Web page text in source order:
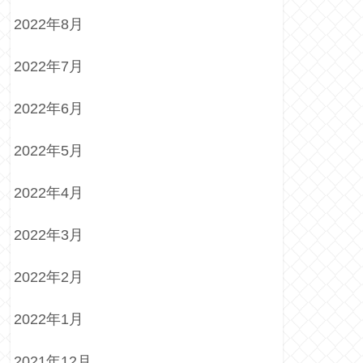
2022年8月
2022年7月
2022年6月
2022年5月
2022年4月
2022年3月
2022年2月
2022年1月